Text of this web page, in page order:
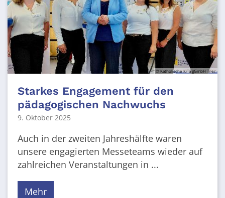
© Katholische KiTa gGmbH Trier
Starkes Engagement für den
pädagogischen Nachwuchs
9. Oktober 2025
Auch in der zweiten Jahreshälfte waren
unsere engagierten Messeteams wieder auf
zahlreichen Veranstaltungen in ...
Mehr